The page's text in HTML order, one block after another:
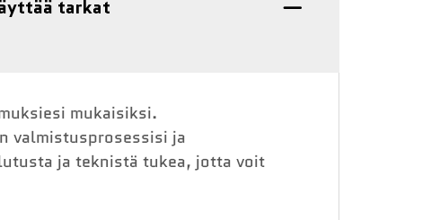
tarkat
mukaisiksi.
valmistusprosessisi ja
ja teknistä tukea, jotta voit